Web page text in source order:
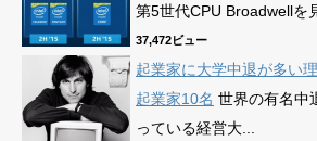
第5世代CPU Broadwellを
37,472ビュー
起業家に大学中退が多い
起業家10名 世界の有名中
っている経営大...